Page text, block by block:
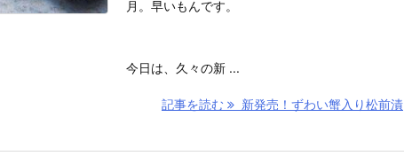
月。早いもんです。
今日は、久々の新 ...
記事を読む 新発売！ずわい蟹入り松前漬